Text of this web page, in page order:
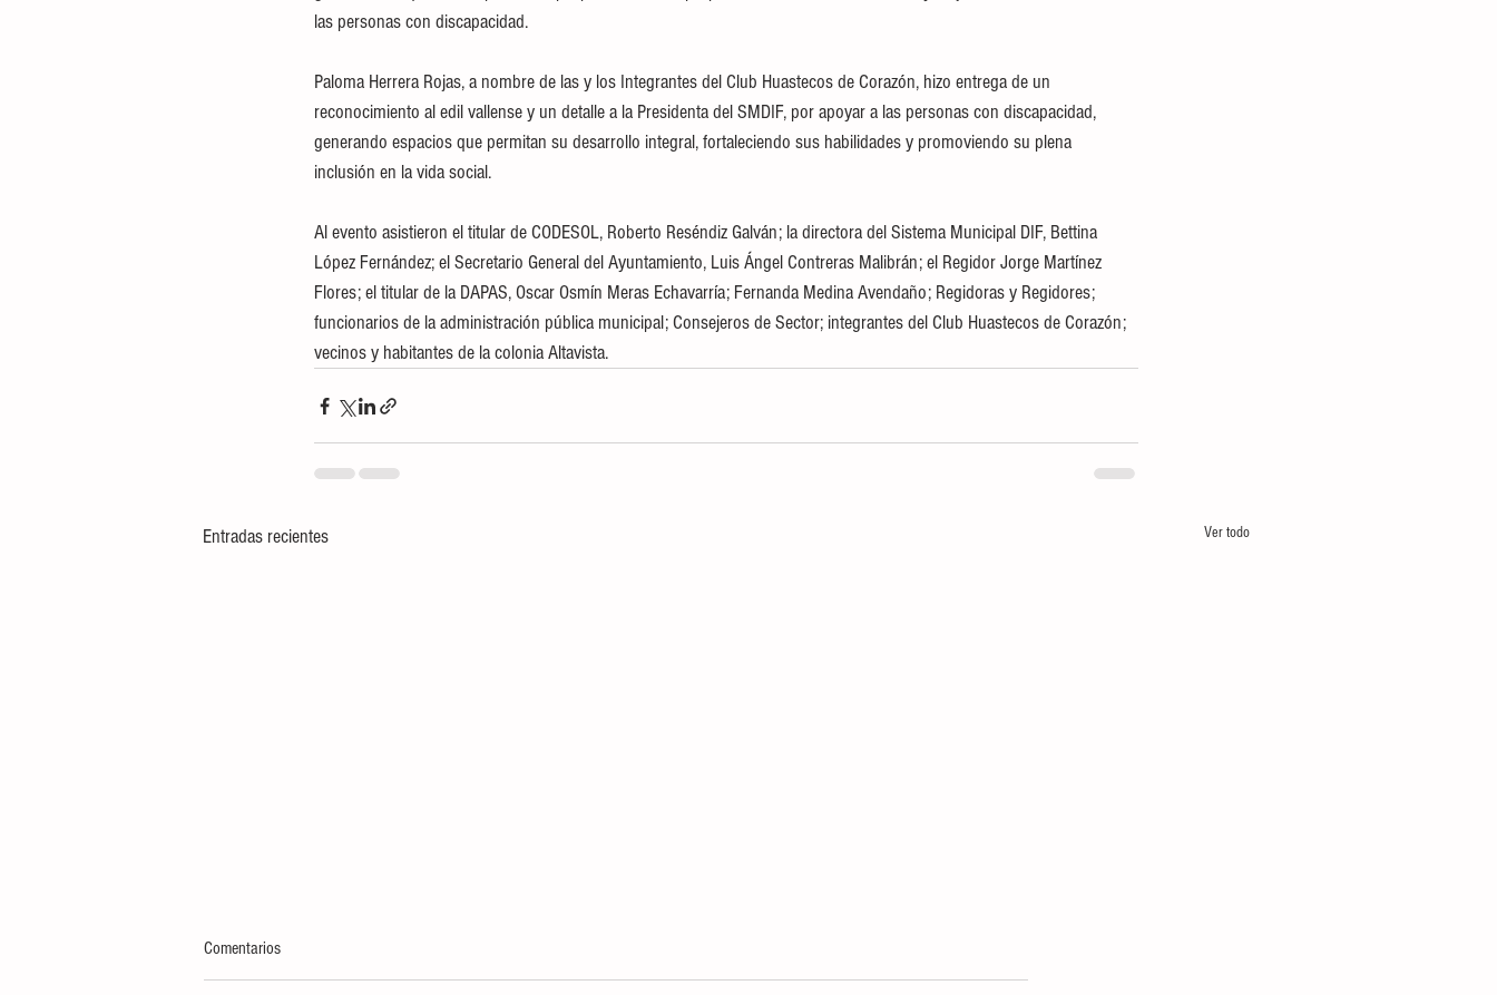
las personas con discapacidad.
Paloma Herrera Rojas, a nombre de las y los Integrantes del Club Huastecos de Corazón, hizo entrega de un
reconocimiento al edil vallense y un detalle a la Presidenta del SMDIF, por apoyar a las personas con discapacidad,
generando espacios que permitan su desarrollo integral, fortaleciendo sus habilidades y promoviendo su plena
inclusión en la vida social.
Al evento asistieron el titular de CODESOL, Roberto Reséndiz Galván; la directora del Sistema Municipal DIF, Bettina
López Fernández; el Secretario General del Ayuntamiento, Luis Ángel Contreras Malibrán; el Regidor Jorge Martínez
Flores; el titular de la DAPAS, Oscar Osmín Meras Echavarría; Fernanda Medina Avendaño; Regidoras y Regidores;
funcionarios de la administración pública municipal; Consejeros de Sector; integrantes del Club Huastecos de Corazón;
vecinos y habitantes de la colonia Altavista.
Entradas recientes Ver todo
Comentarios